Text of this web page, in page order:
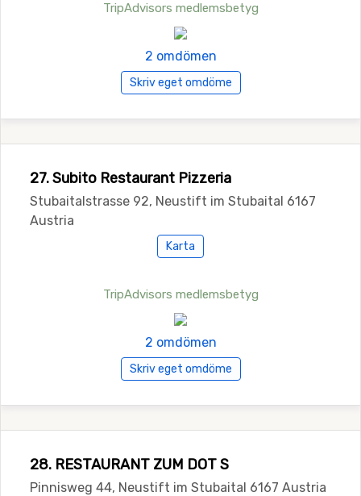
TripAdvisors medlemsbetyg
2 omdömen
Skriv eget omdöme
27. Subito Restaurant Pizzeria
Stubaitalstrasse 92, Neustift im Stubaital 6167
Austria
Karta
TripAdvisors medlemsbetyg
2 omdömen
Skriv eget omdöme
28. RESTAURANT ZUM DOT S
Pinnisweg 44, Neustift im Stubaital 6167 Austria